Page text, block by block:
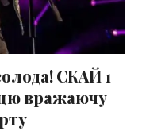
СКАЙ 1
вражаючу